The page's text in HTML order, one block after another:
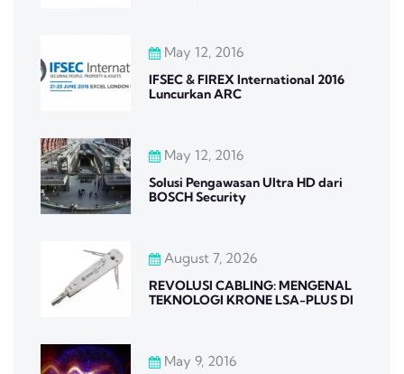
May 12, 2016
IFSEC & FIREX International 2016
Luncurkan ARC
May 12, 2016
Solusi Pengawasan Ultra HD dari
BOSCH Security
August 7, 2026
REVOLUSI CABLING: MENGENAL
TEKNOLOGI KRONE LSA-PLUS DI
May 9, 2016